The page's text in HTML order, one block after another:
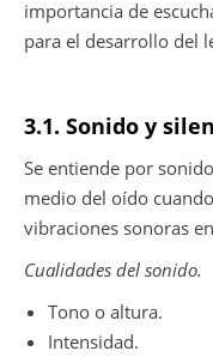
importancia de
para el desarrollo del
3.1. Sonido y
Se entiende por
medio del oído
vibraciones sonoras
Cualidades del sonido.
Tono o altura.
Intensidad.